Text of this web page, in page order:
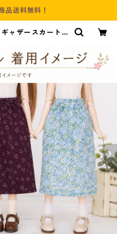
品送料無料！
ャザースカート 3
Booth